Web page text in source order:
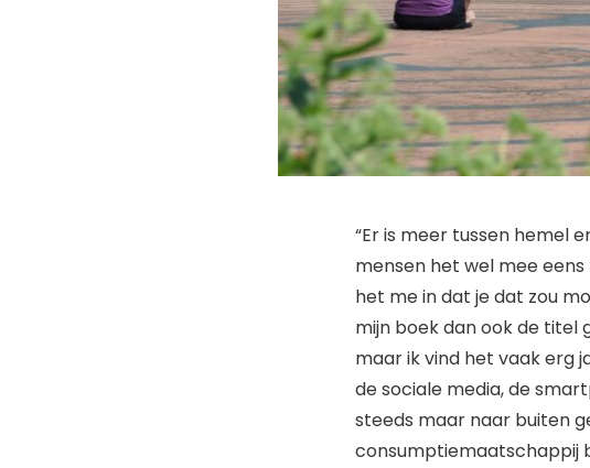
“Er is meer tussen hemel
mensen het wel mee eens
het me in dat je dat zou
mijn boek dan ook de titel
maar ik vind het vaak erg
de sociale media, de
steeds maar naar buiten
consumptiemaatschappij